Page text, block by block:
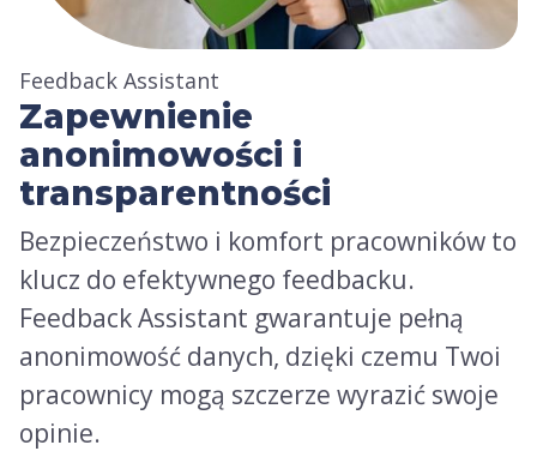
Feedback Assistant
Zapewnienie
anonimowości i
transparentności
Bezpieczeństwo i komfort pracowników to
klucz do efektywnego feedbacku.
Feedback Assistant gwarantuje pełną
anonimowość danych, dzięki czemu Twoi
pracownicy mogą szczerze wyrazić swoje
opinie.